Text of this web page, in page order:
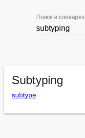
Поиск в словарях
Subtyping
subtype